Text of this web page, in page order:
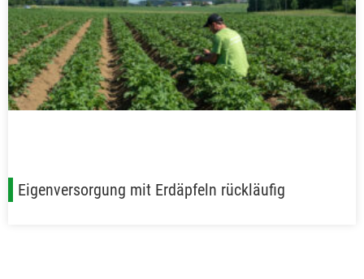
Eigenversorgung mit Erdäpfeln rückläufig